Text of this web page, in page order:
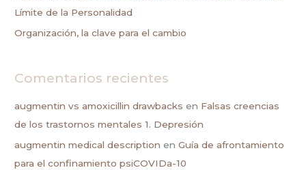
Límite de la Personalidad
Organización, la clave para el cambio
Comentarios recientes
augmentin vs amoxicillin drawbacks en Falsas creencias
de los trastornos mentales 1. Depresión
augmentin medical description enGuía de afrontamiento
para el confinamiento psiCOVIDa-10